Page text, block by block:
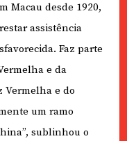
Macau desde 1920,
assistência
Faz parte
e da
Vermelha e do
um ramo
sublinhou o